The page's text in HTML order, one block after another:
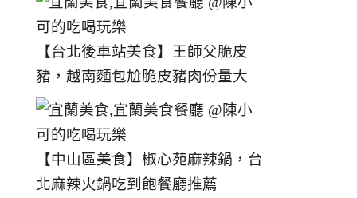
【台北後車站美食】王師父脆皮
豬，越南麵包尬脆皮豬肉份量大
【中山區美食】椒心苑麻辣鍋，台
北麻辣火鍋吃到飽餐廳推薦